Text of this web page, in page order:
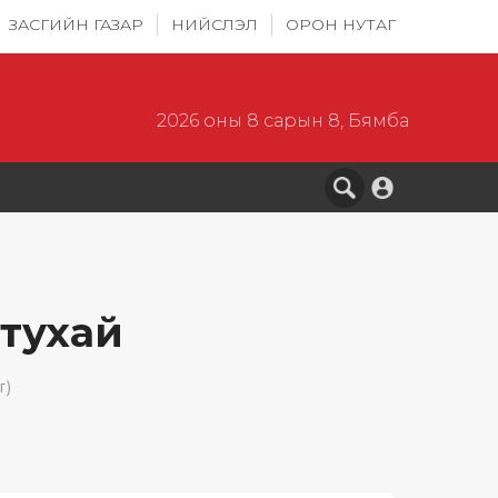
ЗАСГИЙН ГАЗАР НИЙСЛЭЛ ОРОН НУТАГ
2026 оны 8 сарын 8, Бямба